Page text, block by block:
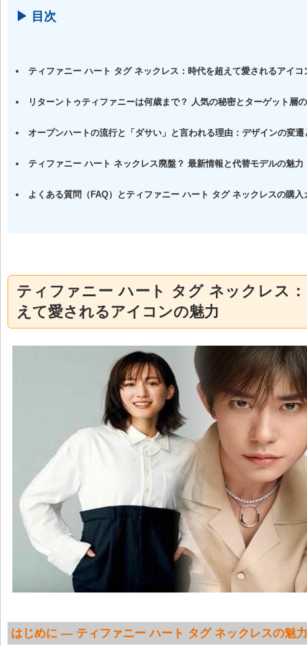
▶ 目次
ティファニー ハート タグ ネックレス：時代を超えて愛されるアイコ
リターントゥティファニーは何歳まで？ 人気の秘密とターゲット層
オープンハートの流行と「ダサい」と言われる理由：デザインの変
ティファニー ハート ネックレス廃盤？ 最新情報と代替モデルの魅力
よくある質問（FAQ）とティファニー ハート タグ ネックレスの購入
ティファニー ハート タグ ネックレス
えて愛されるアイコンの魅力
はじめに — ティファニー ハート タグ ネックレスの魅